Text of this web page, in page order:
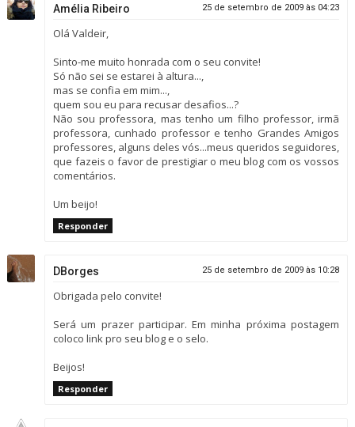
Amélia Ribeiro 25 de setembro de 2009 às 04:23
Olá Valdeir,
Sinto-me muito honrada com o seu convite!
Só não sei se estarei à altura...,
mas se confia em mim...,
quem sou eu para recusar desafios...?
Não sou professora, mas tenho um filho professor, irmã
professora, cunhado professor e tenho Grandes Amigos
professores, alguns deles vós...meus queridos seguidores,
que fazeis o favor de prestigiar o meu blog com os vossos
comentários.
Um beijo!
Responder
DBorges 25 de setembro de 2009 às 10:28
Obrigada pelo convite!
Será um prazer participar. Em minha próxima postagem
coloco link pro seu blog e o selo.
Beijos!
Responder